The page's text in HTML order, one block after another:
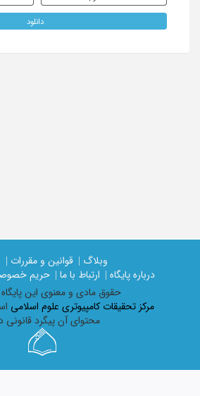
دانلود
وبلاگ | قوانین و مقررات |
درباره پایگاه |
ارتباط با ما | حریم
حقوق مادی و معنوی اين
مرکز تحقیقات کامپیوتری علوم اسلامی
محتوای آن پیگرد قانونی